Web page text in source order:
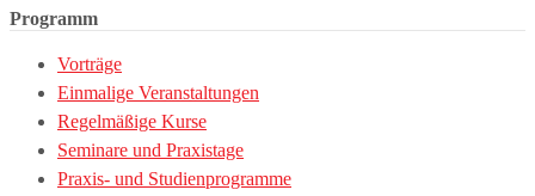
Programm
Vorträge
Einmalige Veranstaltungen
Regelmäßige Kurse
Seminare und Praxistage
Praxis- und Studienprogramme